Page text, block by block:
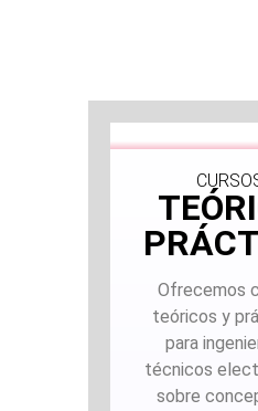
Ofrecemos
teóricos y
para
técnicos
sobre